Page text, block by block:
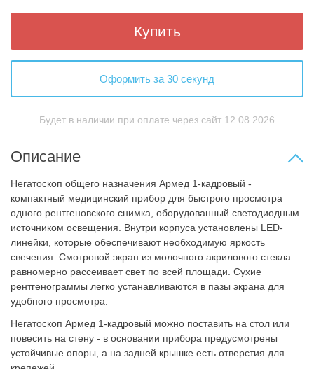
Купить
Оформить за 30 секунд
Будет в наличии при оплате через сайт 12.08.2026
Описание
Негатоскоп общего назначения Армед 1-кадровый -
компактный медицинский прибор для быстрого просмотра
одного рентгеновского снимка, оборудованный светодиодным
источником освещения. Внутри корпуса установлены LED-
линейки, которые обеспечивают необходимую яркость
свечения. Смотровой экран из молочного акрилового стекла
равномерно рассеивает свет по всей площади. Сухие
рентгенограммы легко устанавливаются в пазы экрана для
удобного просмотра.
Негатоскоп Армед 1-кадровый можно поставить на стол или
повесить на стену - в основании прибора предусмотрены
устойчивые опоры, а на задней крышке есть отверстия для